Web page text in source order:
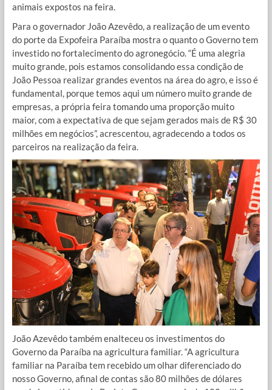
animais expostos na feira.
Para o governador João Azevêdo, a realização de um evento
do porte da Expofeira Paraíba mostra o quanto o Governo tem
investido no fortalecimento do agronegócio. “É uma alegria
muito grande, pois estamos consolidando essa condição de
João Pessoa realizar grandes eventos na área do agro, e isso é
fundamental, porque temos aqui um número muito grande de
empresas, a própria feira tomando uma proporção muito
maior, com a expectativa de que sejam gerados mais de R$ 30
milhões em negócios”, acrescentou, agradecendo a todos os
parceiros na realização da feira.
João Azevêdo também enalteceu os investimentos do
Governo da Paraíba na agricultura familiar. “A agricultura
familiar na Paraíba tem recebido um olhar diferenciado do
nosso Governo, afinal de contas são 80 milhões de dólares